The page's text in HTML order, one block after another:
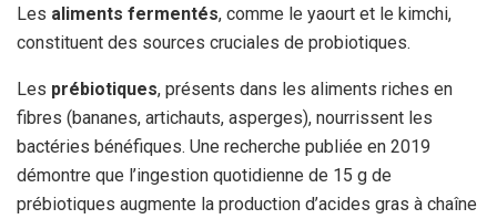
Les aliments fermentés, comme le yaourt et le kimchi,
constituent des sources cruciales de probiotiques.
Les prébiotiques, présents dans les aliments riches en
fibres (bananes, artichauts, asperges), nourrissent les
bactéries bénéfiques. Une recherche publiée en 2019
démontre que l’ingestion quotidienne de 15 g de
prébiotiques augmente la production d’acides gras à chaîne